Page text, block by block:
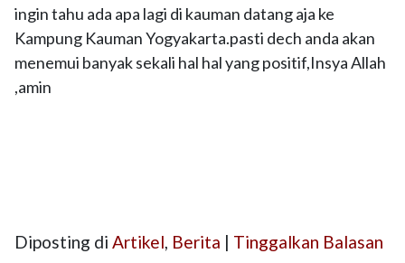
ingin tahu ada apa lagi di kauman datang aja ke
Kampung Kauman Yogyakarta.pasti dech anda akan
menemui banyak sekali hal hal yang positif,Insya Allah
,amin
Diposting di Artikel, Berita | Tinggalkan Balasan